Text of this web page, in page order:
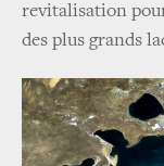
revitalisation
des plus grands